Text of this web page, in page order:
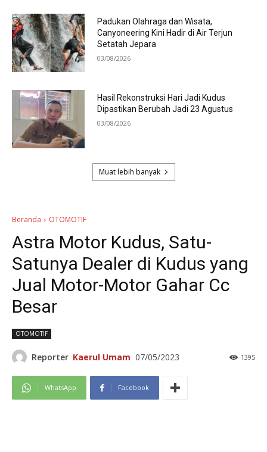
Padukan Olahraga dan Wisata,
Canyoneering Kini Hadir di Air Terjun
Setatah Jepara
03/08/2026
Hasil Rekonstruksi Hari Jadi Kudus
Dipastikan Berubah Jadi 23 Agustus
03/08/2026
Muat lebih banyak